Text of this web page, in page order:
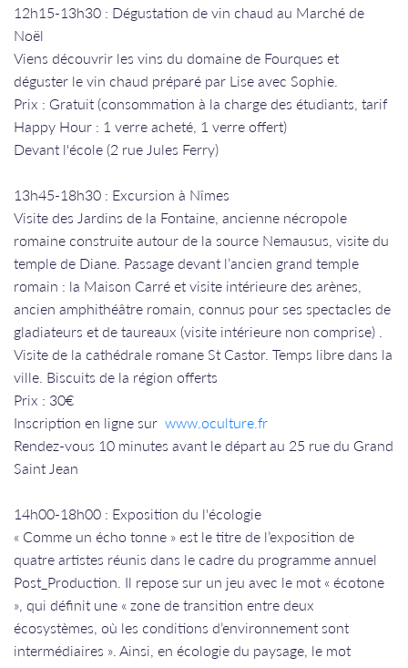
12h15-13h30 : Dégustation de vin chaud au Marché de
Noël
Viens découvrir les vins du domaine de Fourques et
déguster le vin chaud préparé par Lise avec Sophie.
Prix : Gratuit (consommation à la charge des étudiants, tarif
Happy Hour : 1 verre acheté, 1 verre offert)
Devant l'école (2 rue Jules Ferry)
13h45-18h30 : Excursion à Nîmes
Visite des Jardins de la Fontaine, ancienne nécropole
romaine construite autour de la source Nemausus, visite du
temple de Diane. Passage devant l’ancien grand temple
romain : la Maison Carré et visite intérieure des arènes,
ancien amphithéâtre romain, connus pour ses spectacles de
gladiateurs et de taureaux (visite intérieure non comprise) .
Visite de la cathédrale romane St Castor. Temps libre dans la
ville. Biscuits de la région offerts
​​​​​​​​​​​​​​Prix : 30€
​​​​​​​Inscription en ligne sur www.oculture.fr
Rendez-vous 10 minutes avant le départ au 25 rue du Grand
Saint Jean​​​​​​​
14h00-18h00 : Exposition du l'écologie
« Comme un écho tonne » est le titre de l’exposition de
quatre artistes réunis dans le cadre du programme annuel
Post_Production. Il repose sur un jeu avec le mot « écotone
», qui définit une « zone de transition entre deux
écosystèmes, où les conditions d’environnement sont
intermédiaires ». Ainsi, en écologie du paysage, le mot